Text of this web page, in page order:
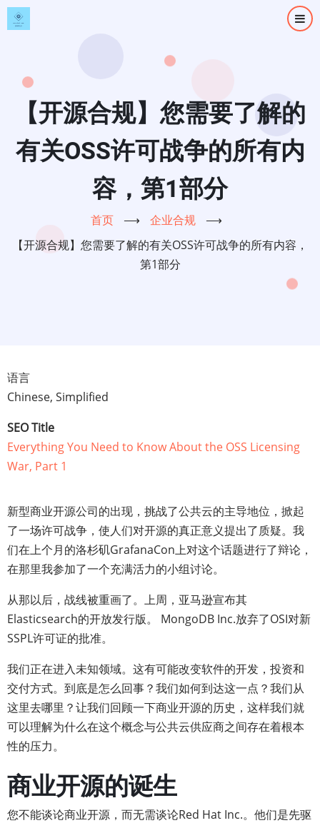
跳
转
【开源合规】您需要了解的
有关OSS许可战争的所有内
容，第1部分
首页 ⟶ 企业合规
⟶
【开源合规】您需要了解的有关OSS许可战争的所有内容，
第1部分
语言
Chinese, Simplified
SEO Title
Everything You Need to Know About the OSS Licensing
War, Part 1
新型商业开源公司的出现，挑战了公共云的主导地位，掀起
了一场许可战争，使人们对开源的真正意义提出了质疑。我
们在上个月的洛杉矶GrafanaCon上对这个话题进行了辩论，
在那里我参加了一个充满活力的小组讨论。
从那以后，战线被重画了。上周，亚马逊宣布其
Elasticsearch的开放发行版。 MongoDB Inc.放弃了OSI对新
SSPL许可证的批准。
我们正在进入未知领域。这有可能改变软件的开发，投资和
交付方式。到底是怎么回事？我们如何到达这一点？我们从
这里去哪里？让我们回顾一下商业开源的历史，这样我们就
可以理解为什么在这个概念与公共云供应商之间存在着根本
性的压力。
商业开源的诞生
您不能谈论商业开源，而无需谈论Red Hat Inc.。他们是先驱